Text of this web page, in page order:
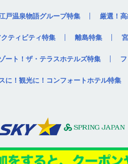
戸温泉物語グループ特集 厳選！
ティビティ特集 離島特集
ート！ザ・テラスホテルズ特集
に！観光に！コンフォートホテル特集